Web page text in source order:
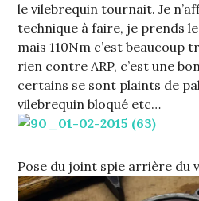
le vilebrequin tournait. Je
technique à faire, je prends
mais 110Nm c’est beaucoup
rien contre ARP, c’est une
certains se sont plaints de
vilebrequin bloqué etc…
Pose du joint spie arrière du